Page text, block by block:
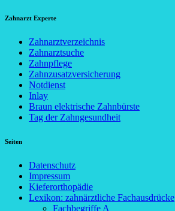
Zahnarzt Experte
Zahnarztverzeichnis
Zahnarztsuche
Zahnpflege
Zahnzusatzversicherung
Notdienst
Inlay
Braun elektrische Zahnbürste
Tag der Zahngesundheit
Seiten
Datenschutz
Impressum
Kieferorthopädie
Lexikon: zahnärztliche Fachausdrücke
Fachbegriffe A